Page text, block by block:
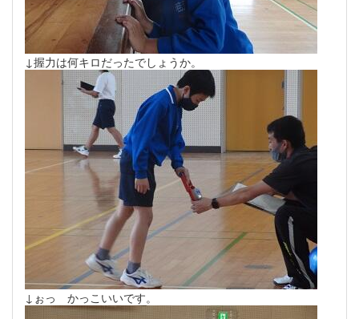
↓握力は何キロだったでしょうか。
↓ぉっ かっこいいです。